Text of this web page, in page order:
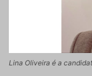
Lina Oliveira é a